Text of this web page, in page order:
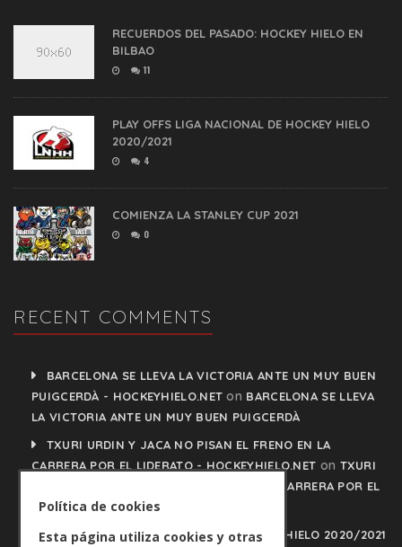
RECUERDOS DEL PASADO: HOCKEY HIELO EN
BILBAO
11
PLAY OFFS LIGA NACIONAL DE HOCKEY HIELO
2020/2021
4
COMIENZA LA STANLEY CUP 2021
0
RECENT COMMENTS
BARCELONA SE LLEVA LA VICTORIA ANTE UN MUY BUEN
PUIGCERDÀ - HOCKEYHIELO.NET on BARCELONA SE LLEVA
LA VICTORIA ANTE UN MUY BUEN PUIGCERDÀ
TXURI URDIN Y JACA NO PISAN EL FRENO EN LA
CARRERA POR EL LIDERATO - HOCKEYHIELO.NET on TXURI
URDIN Y JACA NO PISAN EL FRENO EN LA CARRERA POR EL
LIDERATO
PLAY OFFS LIGA IBERDROLA DE HOCKEY HIELO 2020/2021
Política de cookies
Esta página utiliza cookies y otras